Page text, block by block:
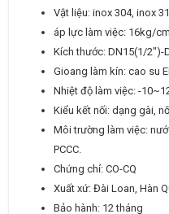
Vật liệu: inox 304, inox
áp lực làm việc: 16kg/
Kích thước: DN15(1/2″)-
Gioang làm kín: cao su
Nhiệt độ làm việc: -
Kiểu kết nối: dạng gài,
Môi trường làm việc:
PCCC.
Chứng chỉ: CO-CQ
Xuất xứ: Đài Loan, Hàn
Bảo hành: 12 tháng